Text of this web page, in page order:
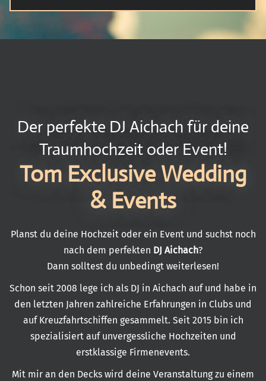
Der perfekte DJ Aichach für deine
Traumhochzeit oder Event!
Tom Exclusive Wedding
& Events
Planst du deine Hochzeit oder ein Event und suchst noch
nach dem perfekten DJ Aichach?
Dann solltest du unbedingt weiterlesen!
Schon seit 2008 lege ich als DJ in Aichach auf und habe in
den letzten Jahren zahlreiche Erfahrungen in Clubs und
auf Kreuzfahrtschiffen gesammelt. Seit 2015 bin ich
spezialisiert auf unvergessliche Hochzeiten und
erstklassige Firmenevents.
Mit mir an den Decks wird deine Veranstaltung zu einem